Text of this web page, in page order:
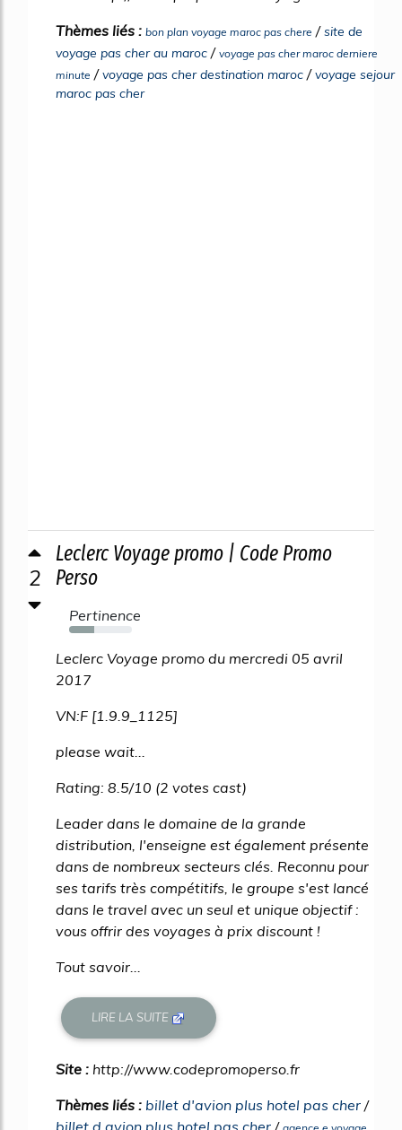
Thèmes liés : bon plan voyage maroc pas chere /site de
voyage pas cher au maroc / voyage pas cher maroc derniere
minute /voyage pas cher destination maroc /voyage sejour
maroc pas cher
2
Leclerc Voyage promo | Code Promo
Perso
Pertinence
40%
Leclerc Voyage promo du mercredi 05 avril
2017
VN:F [1.9.9_1125]
please wait...
Rating: 8.5/10 (2 votes cast)
Leader dans le domaine de la grande
distribution, l'enseigne est également présente
dans de nombreux secteurs clés. Reconnu pour
ses tarifs très compétitifs, le groupe s'est lancé
dans le travel avec un seul et unique objectif :
vous offrir des voyages à prix discount !
Tout savoir...
LIRE LA SUITE
Site : http://www.codepromoperso.fr
Thèmes liés : billet d'avion plus hotel pas cher /
billet d avion plus hotel pas cher / agence e voyage